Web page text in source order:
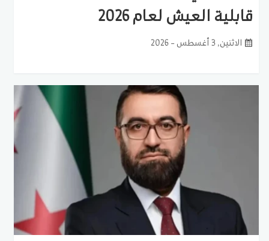
قابلية العيش لعام 2026
الاثنين, 3 أغسطس - 2026